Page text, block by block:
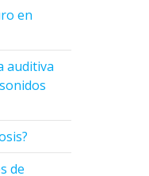
en
auditiva
de